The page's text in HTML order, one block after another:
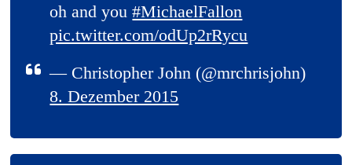
oh and you#MichaelFallon
pic.twitter.com/odUp2rRycu
— Christopher John (@mrchrisjohn)
8. Dezember 2015